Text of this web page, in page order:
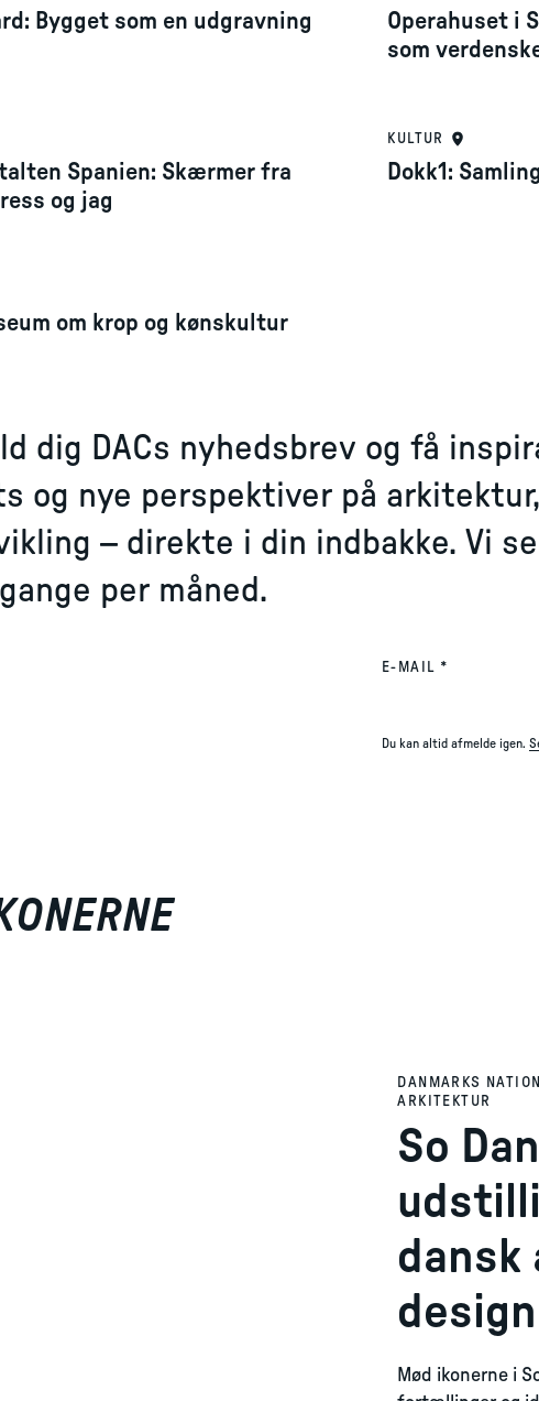
Bygget som en udgravning
Operahuset i
som
Spanien: Skærmer fra
og jag
KULTUR
Dokk1:
om krop og kønskultur
dig DACs nyhedsbrev og få
og nye perspektiver på
– direkte i din indbakke. Vi
per måned.
E-MAIL *
Du kan altid afmelde igen.
DANMARKS
ARKITEKTUR
So
dansk
Mød ikonerne i